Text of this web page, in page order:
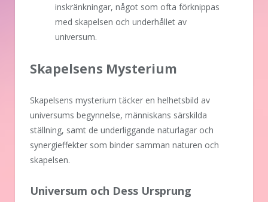
inskränkningar, något som ofta förknippas
med skapelsen och underhållet av
universum.
Skapelsens Mysterium
Skapelsens mysterium täcker en helhetsbild av
universums begynnelse, människans särskilda
ställning, samt de underliggande naturlagar och
synergieffekter som binder samman naturen och
skapelsen.
Universum och Dess Ursprung